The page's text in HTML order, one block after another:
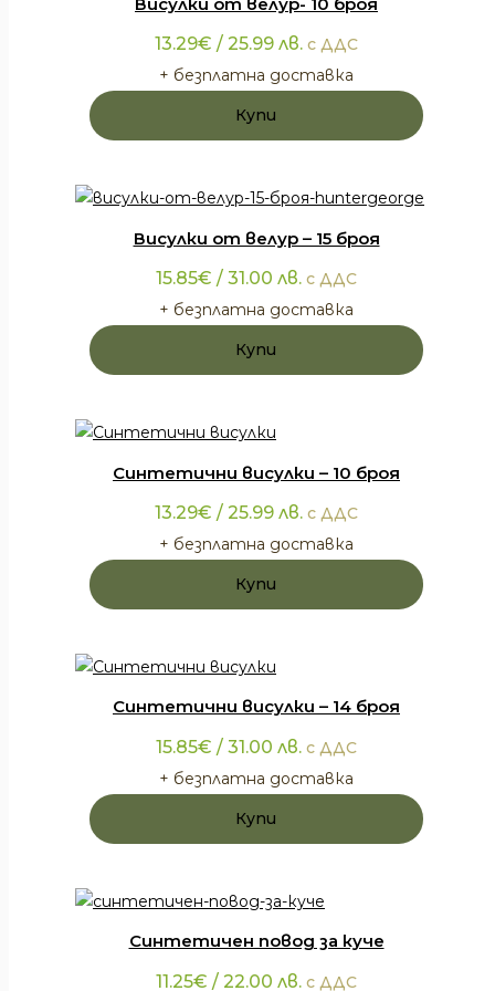
избрани
на
13.29€ / 25.99 лв. с ДДС
+ безплатна доставка
Купи
Висулки от велур – 15 броя
15.85€ / 31.00 лв. с ДДС
+ безплатна доставка
Купи
Синтетични висулки – 10 броя
13.29€ / 25.99 лв. с ДДС
+ безплатна доставка
Купи
Синтетични висулки – 14 броя
15.85€ / 31.00 лв. с ДДС
+ безплатна доставка
Купи
Синтетичен повод за куче
11.25€ / 22.00 лв. с ДДС